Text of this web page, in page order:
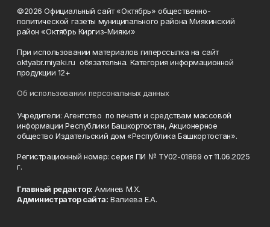
©2026 Официальный сайт «Октябрь» общественно-
политической газеты муниципального района Миякинский
район «Октябрь Киргиз-Мияки»
При использовании материалов гиперссылка на сайт
oktyabr.miyaki.ru обязательна. Категория информационной
продукции 12+
Об использовании персональных данных
Учредители: Агентство по печати и средствам массовой
информации Республики Башкортостан, Акционерное
общество Издательский дом «Республика Башкортостан».
Регистрационный номер: серия ПИ № ТУ02-01869 от 11.06.2025
г.
Главный редактор: Аминев М.Х.
Администратор сайта: Валиева Е.А.